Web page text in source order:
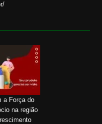
a Força do
na região